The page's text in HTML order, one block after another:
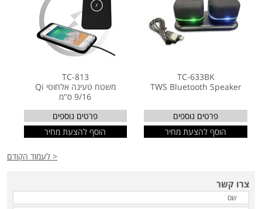
TC-633BK
TWS Bluetooth Speaker
פרטים נוספים
הוסף להצעת מחיר
TC-813
משטח טעינה אלחוטי Qi
9/16 ס"מ
פרטים נוספים
הוסף להצעת מחיר
< לעמוד הקודם
צרו קשר